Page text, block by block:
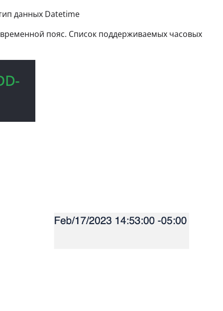
данных Datetime
пояс. Список поддерживаемых часовых